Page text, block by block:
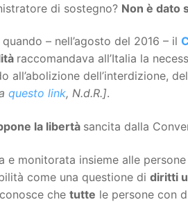
di sostegno? Non è dato
– nell’agosto del 2016 – il
raccomandava all’Italia la
all’abolizione dell’interdizione,
questo link, N.d.R.].
la libertà sancita dalla
e monitorata insieme alle
come una questione di diritti
che tutte le persone con